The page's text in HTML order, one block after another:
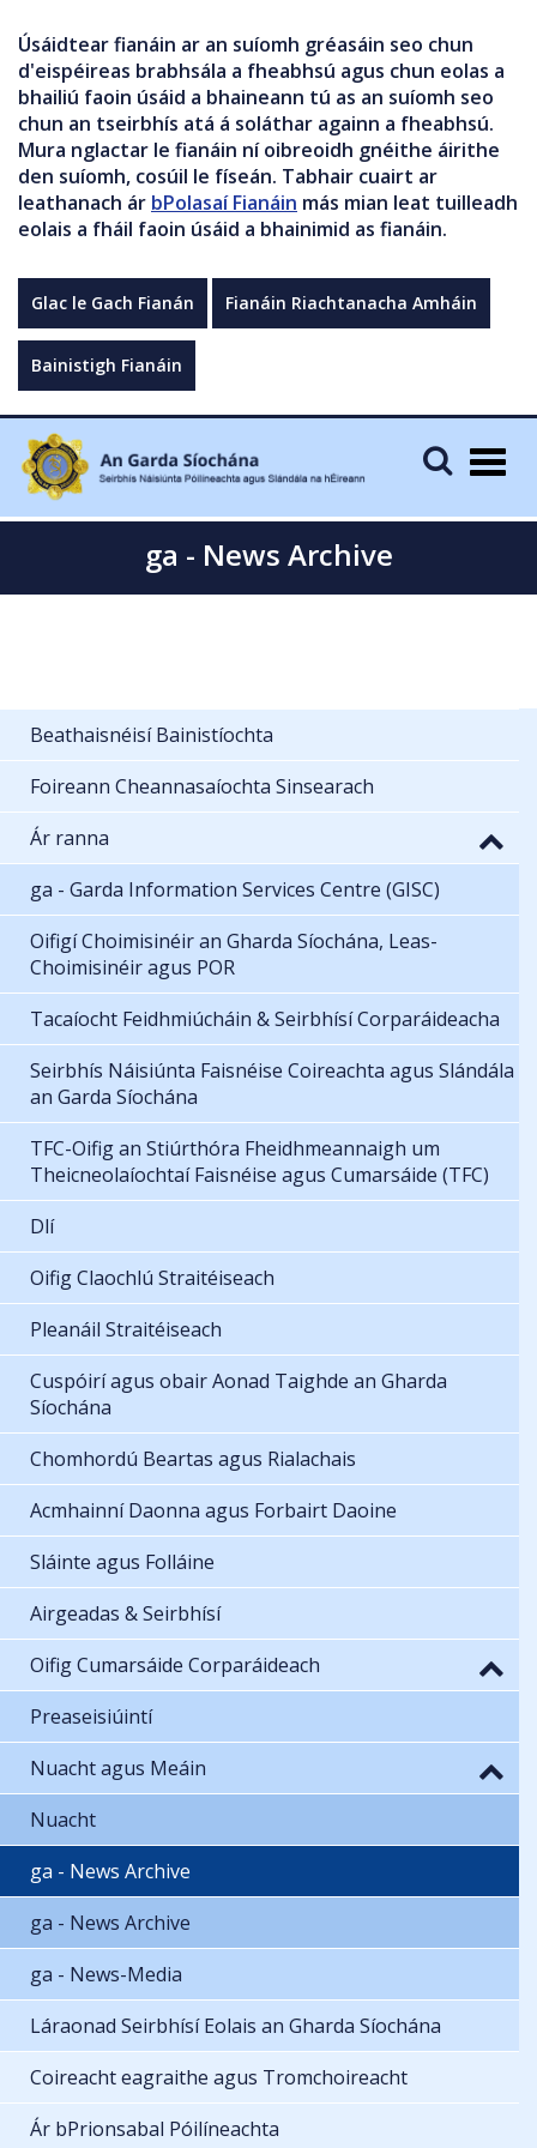
Úsáidtear fianáin ar an suíomh gréasáin seo chun
d'eispéireas brabhsála a fheabhsú agus chun eolas a
bhailiú faoin úsáid a bhaineann tú as an suíomh seo
chun an tseirbhís atá á soláthar againn a fheabhsú.
Mura nglactar le fianáin ní oibreoidh gnéithe áirithe
den suíomh, cosúil le físeán. Tabhair cuairt ar
leathanach ár bPolasaí Fianáin más mian leat tuilleadh
eolais a fháil faoin úsáid a bhainimid as fianáin.
Glac le Gach Fianán Fianáin Riachtanacha Amháin
Bainistigh Fianáin
ga - News Archive
Beathaisnéisí Bainistíochta
Foireann Cheannasaíochta Sinsearach
Ár ranna
ga - Garda Information Services Centre (GISC)
Oifigí Choimisinéir an Gharda Síochána, Leas-
Choimisinéir agus POR
Tacaíocht Feidhmiúcháin & Seirbhísí Corparáideacha
Seirbhís Náisiúnta Faisnéise Coireachta agus Slándála
an Garda Síochána
TFC-Oifig an Stiúrthóra Fheidhmeannaigh um
Theicneolaíochtaí Faisnéise agus Cumarsáide (TFC)
Dlí
Oifig Claochlú Straitéiseach
Pleanáil Straitéiseach
Cuspóirí agus obair Aonad Taighde an Gharda
Síochána
Chomhordú Beartas agus Rialachais
Acmhainní Daonna agus Forbairt Daoine
Sláinte agus Folláine
Airgeadas & Seirbhísí
Oifig Cumarsáide Corparáideach
Preaseisiúintí
Nuacht agus Meáin
Nuacht
ga - News Archive
ga - News Archive
ga - News-Media
Láraonad Seirbhísí Eolais an Gharda Síochána
Coireacht eagraithe agus Tromchoireacht
Ár bPrionsabal Póilíneachta